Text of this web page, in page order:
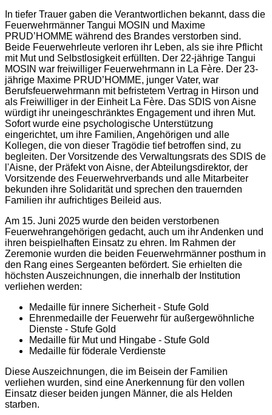
In tiefer Trauer gaben die Verantwortlichen bekannt, dass die
Feuerwehrmänner Tangui MOSIN und Maxime
PRUD’HOMME während des Brandes verstorben sind.
Beide Feuerwehrleute verloren ihr Leben, als sie ihre Pflicht
mit Mut und Selbstlosigkeit erfüllten. Der 22-jährige Tangui
MOSIN war freiwilliger Feuerwehrmann in La Fère. Der 23-
jährige Maxime PRUD’HOMME, junger Vater, war
Berufsfeuerwehrmann mit befristetem Vertrag in Hirson und
als Freiwilliger in der Einheit La Fère. Das SDIS von Aisne
würdigt ihr uneingeschränktes Engagement und ihren Mut.
Sofort wurde eine psychologische Unterstützung
eingerichtet, um ihre Familien, Angehörigen und alle
Kollegen, die von dieser Tragödie tief betroffen sind, zu
begleiten. Der Vorsitzende des Verwaltungsrats des SDIS de
l'Aisne, der Präfekt von Aisne, der Abteilungsdirektor, der
Vorsitzende des Feuerwehrverbands und alle Mitarbeiter
bekunden ihre Solidarität und sprechen den trauernden
Familien ihr aufrichtiges Beileid aus.
Am 15. Juni 2025 wurde den beiden verstorbenen
Feuerwehrangehörigen gedacht, auch um ihr Andenken und
ihren beispielhaften Einsatz zu ehren. Im Rahmen der
Zeremonie wurden die beiden Feuerwehrmänner posthum in
den Rang eines Sergeanten befördert. Sie erhielten die
höchsten Auszeichnungen, die innerhalb der Institution
verliehen werden:
Medaille für innere Sicherheit - Stufe Gold
Ehrenmedaille der Feuerwehr für außergewöhnliche
Dienste - Stufe Gold
Medaille für Mut und Hingabe - Stufe Gold
Medaille für föderale Verdienste
Diese Auszeichnungen, die im Beisein der Familien
verliehen wurden, sind eine Anerkennung für den vollen
Einsatz dieser beiden jungen Männer, die als Helden
starben.